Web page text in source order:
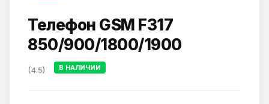
Телефон GSM F317
850/900/1800/1900
(4.5) В НАЛИЧИИ